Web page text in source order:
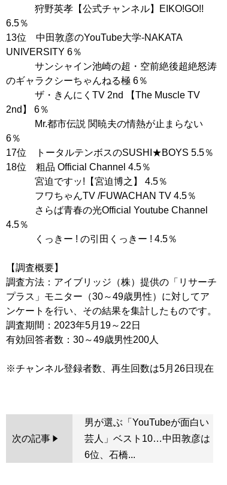
狩野英孝【公式チャンネル】EIKO!GO!!
6.5％
13位 中田敦彦のYouTube大学-NAKATA
UNIVERSITY 6％
サンシャイン池崎の超・空前絶後超絶怒涛
のギャラクシーちゃんねる極 6％
ザ・きんにくTV 2nd 【The Muscle TV
2nd】 6％
Mr.都市伝説 関暁夫の情熱が止まらない
6％
17位 トータルテンボスのSUSHI★BOYS 5.5％
18位 粗品 Official Channel 4.5％
宮迫ですッ!【宮迫博之】 4.5％
フワちゃんTV /FUWACHAN TV 4.5％
さらば青春の光Official Youtube Channel
4.5％
くっきー ! の引田くっきー ! 4.5％
【調査概要】
調査方法：アイブリッジ（株）提供の「リサーチ
プラス」モニター（30～49歳男性）に対してア
ンケートを行い、その結果を集計したものです。
調査期間：2023年5月19～22日
有効回答者数：30～49歳男性200人
※チャンネル登録者数、再生回数は5月26日現在
次の記事
男が選ぶ「YouTubeが面白い
芸人」ベスト10…中田敦彦は
6位、石橋...